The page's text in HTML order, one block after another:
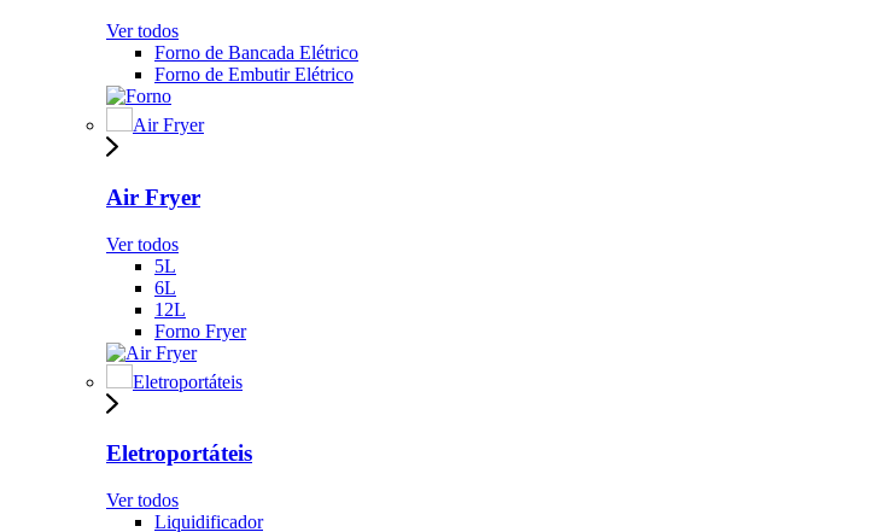
Ver todos
Forno de Bancada Elétrico
Forno de Embutir Elétrico
Air Fryer
Air Fryer
Ver todos
5L
6L
12L
Forno Fryer
Eletroportáteis
Eletroportáteis
Ver todos
Liquidificador